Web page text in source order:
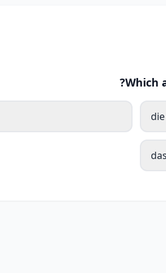
Which
die
das